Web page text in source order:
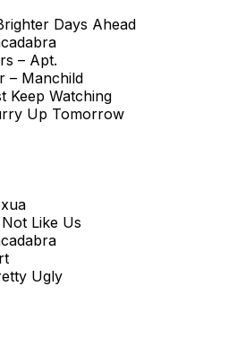
Days Ahead
– Apt.
– Manchild
Keep Watching
Up Tomorrow
Not Like Us
Ugly